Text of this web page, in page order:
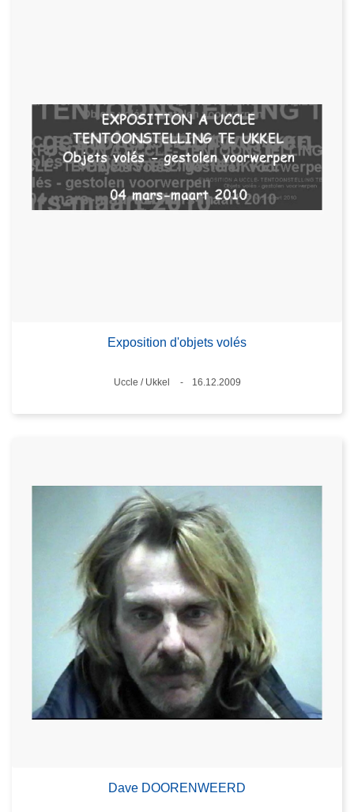
Exposition d'objets volés
Standort
Uccle / Ukkel
16.12.2009
Dave DOORENWEERD